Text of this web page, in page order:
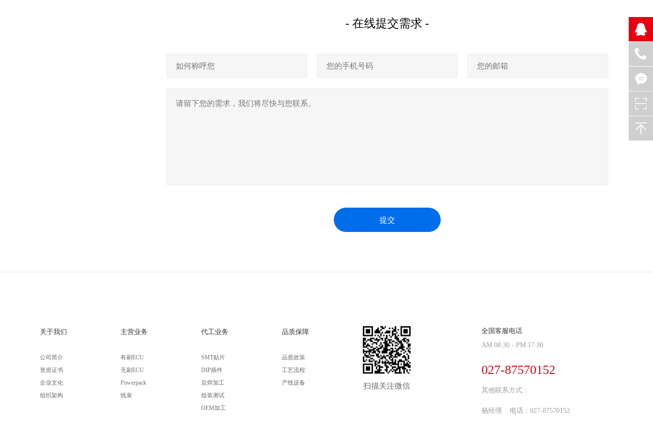
- 在线提交需求 -
提交
关于我们
公司简介
资质证书
企业文化
组织架构
主营业务
有刷ECU
无刷ECU
Powerpack
线束
代工业务
SMT贴片
DIP插件
后焊加工
组装测试
OEM加工
品质保障
品质政策
工艺流程
产线设备
扫描关注微信
全国客服电话
AM 08:30 - PM 17:30
027-87570152
其他联系方式：
杨经理 电话：027-87570152